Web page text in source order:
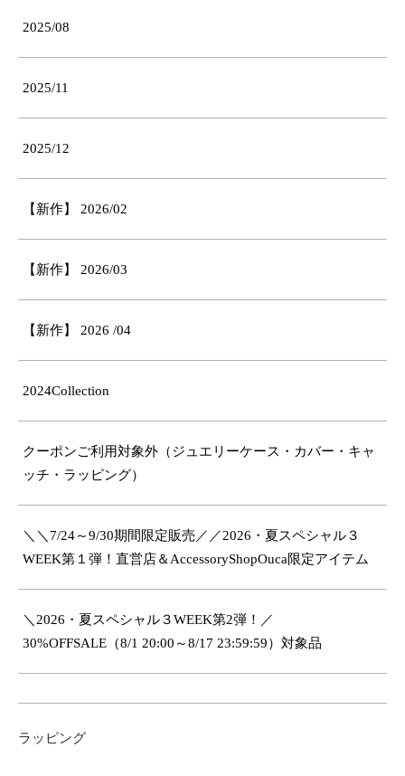
2025/08
2025/11
2025/12
【新作】 2026/02
【新作】 2026/03
【新作】 2026 /04
2024Collection
クーポンご利用対象外（ジュエリーケース・カバー・キャ
ッチ・ラッピング）
＼＼7/24～9/30期間限定販売／／2026・夏スペシャル３
WEEK第１弾！直営店＆AccessoryShopOuca限定アイテム
＼2026・夏スペシャル３WEEK第2弾！／
30%OFFSALE（8/1 20:00～8/17 23:59:59）対象品
ラッピング